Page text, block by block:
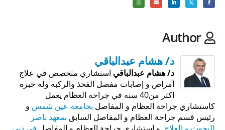
Author
د/ هشام عبدالباقي
د/ هشام عبدالباقي استشاري متخصص في علاج
أمراض و إصابات مفصل الفخذ والركبه وله خبره
اكتر من40 سنه في جراحه العظام يعمل
كاستشاري جراحة العظام و المفاصل بجامعة عين شمس و
رئيس قسم جراحة العظام و المفاصل السابق بمعهد ناصر